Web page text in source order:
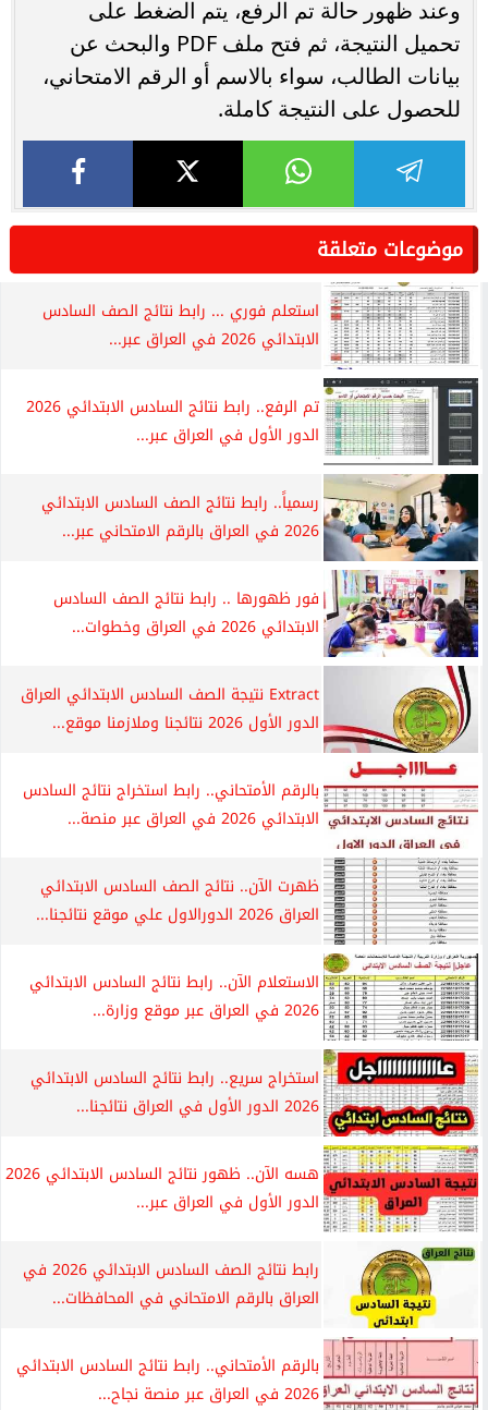
وعند ظهور حالة تم الرفع، يتم الضغط على
تحميل النتيجة، ثم فتح ملف PDF والبحث عن
بيانات الطالب، سواء بالاسم أو الرقم الامتحاني،
للحصول على النتيجة كاملة.
موضوعات متعلقة
استعلم فوري ... رابط نتائج الصف السادس
الابتدائي 2026 في العراق عبر...
تم الرفع.. رابط نتائج السادس الابتدائي 2026
الدور الأول في العراق عبر...
رسمياً.. رابط نتائج الصف السادس الابتدائي
2026 في العراق بالرقم الامتحاني عبر...
فور ظهورها .. رابط نتائج الصف السادس
الابتدائي 2026 في العراق وخطوات...
Extract نتيجة الصف السادس الابتدائي العراق
الدور الأول 2026 نتائجنا وملازمنا موقع...
بالرقم الأمتحاني.. رابط استخراج نتائج السادس
الابتدائي 2026 في العراق عبر منصة...
ظهرت الآن.. نتائج الصف السادس الابتدائي
العراق 2026 الدورالاول علي موقع نتائجنا...
الاستعلام الآن.. رابط نتائج السادس الابتدائي
2026 في العراق عبر موقع وزارة...
استخراج سريع.. رابط نتائج السادس الابتدائي
2026 الدور الأول في العراق نتائجنا...
هسه الآن.. ظهور نتائج السادس الابتدائي 2026
الدور الأول في العراق عبر...
رابط نتائج الصف السادس الابتدائي 2026 في
العراق بالرقم الامتحاني في المحافظات...
بالرقم الأمتحاني.. رابط نتائج السادس الابتدائي
2026 في العراق عبر منصة نجاح...